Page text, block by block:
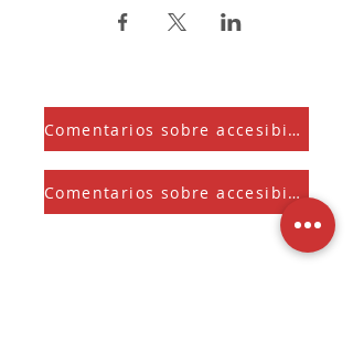
Comentarios sobre accesibilidad
Comentarios sobre accesibilidad
Suscríbete a nuestra Newsletter